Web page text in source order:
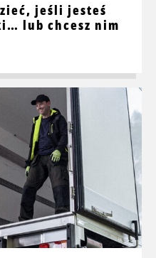
jeśli jesteś
lub chcesz nim